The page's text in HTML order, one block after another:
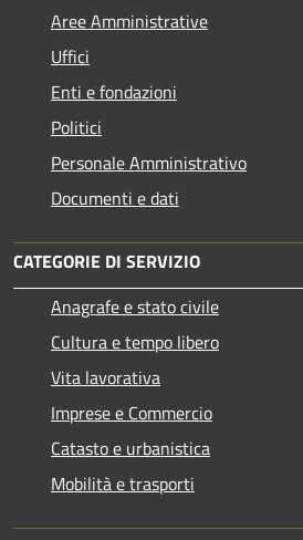
Aree Amministrative
Uffici
Enti e fondazioni
Politici
Personale Amministrativo
Documenti e dati
CATEGORIE DI SERVIZIO
Anagrafe e stato civile
Cultura e tempo libero
Vita lavorativa
Imprese e Commercio
Catasto e urbanistica
Mobilità e trasporti